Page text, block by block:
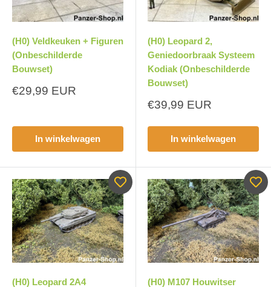
(H0) Veldkeuken + Figuren
(Onbeschilderde
Bouwset)
Aanbiedingsprijs
€29,99 EUR
In winkelwagen
(H0) Leopard 2,
Geniedoorbraak Systeem
Kodiak (Onbeschilderde
Bouwset)
Aanbiedingsprijs
€39,99 EUR
In winkelwagen
(H0) Leopard 2A4 (H0) M107 Houwitser